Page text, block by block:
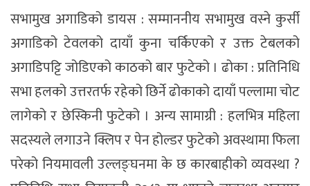
सभामुख अगाडिको डायस : सम्माननीय सभामुख वस्ने कुर्सी
अगाडिको टेवलको दायाँ कुना चर्किएको र उक्त टेबलको
अगाडिपट्टि जोडिएको काठको बार फुटेको । ढोका : प्रतिनिधि
सभा हलको उत्तरतर्फ रहेको छिर्ने ढोकाको दायाँ पल्लामा चोट
लागेको र छेस्किनी फुटेको । अन्य सामाग्री : हलभित्र महिला
सदस्यले लगाउने क्लिप र पेन होल्डर फुटेको अवस्थामा फिला
परेको नियमावली उल्लङ्घनमा के छ कारबाहीको व्यवस्था ?